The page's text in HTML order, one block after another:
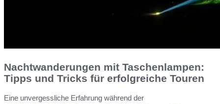
Nachtwanderungen mit Taschenlampen:
Tipps und Tricks für erfolgreiche Touren
Eine unvergessliche Erfahrung während der